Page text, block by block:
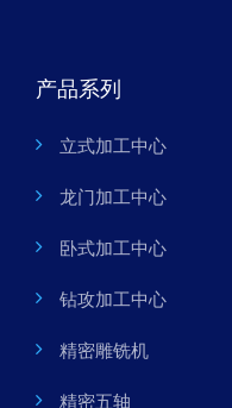
产品系列
立式加工中心
龙门加工中心
卧式加工中心
钻攻加工中心
精密雕铣机
精密五轴